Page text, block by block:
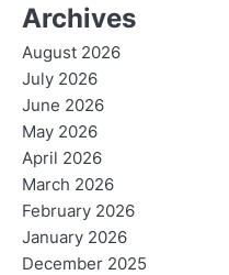
Archives
August 2026
July 2026
June 2026
May 2026
April 2026
March 2026
February 2026
January 2026
December 2025